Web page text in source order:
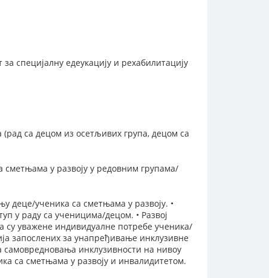
специјалну едеукацију и рехабилитацију
са децом из осетљивих група, децом са
у развоју у редовним групама/
деце/ученика са сметњама у развоју. •
у раду са ученицима/децом. • Развој
су уважене индивидуалне потребе ученика/
запослених за унапређивање инклузивне
самовредновања инклузивности на нивоу
са сметњама у развоју и инвалидитетом.